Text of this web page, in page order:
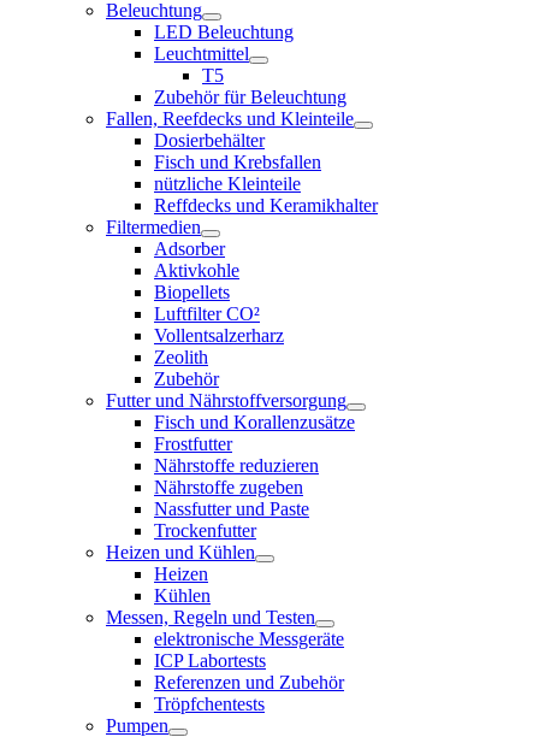
Beleuchtung
LED Beleuchtung
Leuchtmittel
T5
Zubehör für Beleuchtung
Fallen, Reefdecks und Kleinteile
Dosierbehälter
Fisch und Krebsfallen
nützliche Kleinteile
Reffdecks und Keramikhalter
Filtermedien
Adsorber
Aktivkohle
Biopellets
Luftfilter CO²
Vollentsalzerharz
Zeolith
Zubehör
Futter und Nährstoffversorgung
Fisch und Korallenzusätze
Frostfutter
Nährstoffe reduzieren
Nährstoffe zugeben
Nassfutter und Paste
Trockenfutter
Heizen und Kühlen
Heizen
Kühlen
Messen, Regeln und Testen
elektronische Messgeräte
ICP Labortests
Referenzen und Zubehör
Tröpfchentests
Pumpen